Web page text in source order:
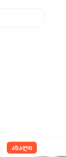
ახალი